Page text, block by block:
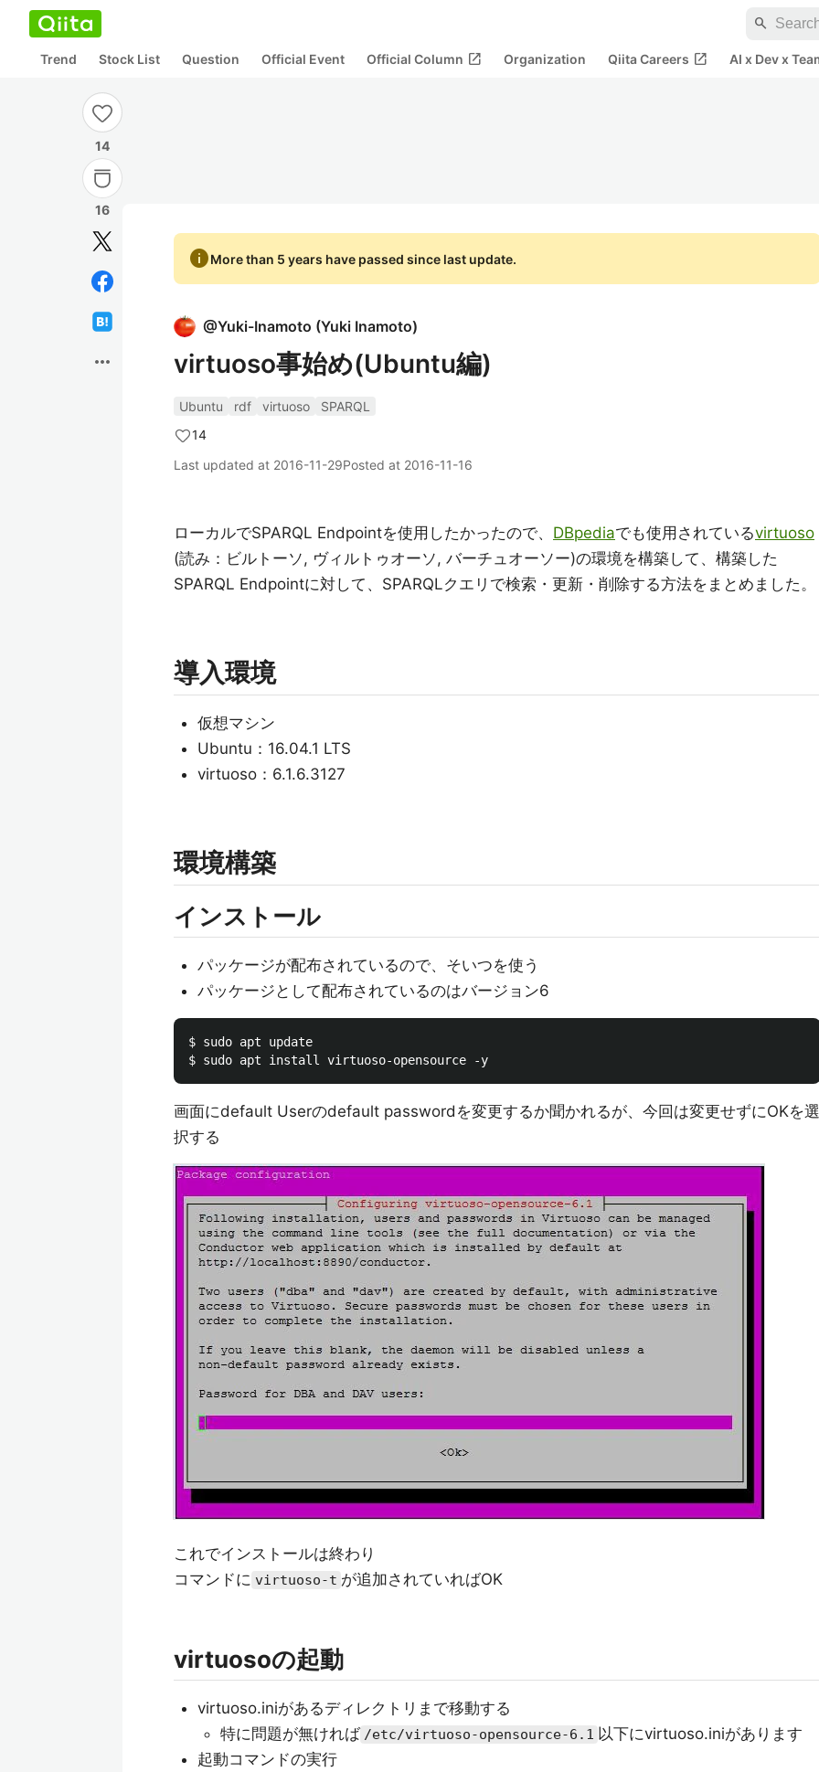
search
Trend Stock List Question Official Event Official Column open_in_new Organization Qiita Careers open_in_new AI x Dev x
14
16
more_horiz
infoMore than 5 years have passed since last update.
@Yuki-Inamoto (Yuki Inamoto)
virtuoso事始め(Ubuntu編)
Ubuntu rdf virtuoso
SPARQL
14
Last updated at 2016-11-29Posted at 2016-11-16
ローカルでSPARQL Endpointを使用したかったので、 DBpediaでも使用されているvirtuoso
(読み：ビルトーソ, ヴィルトゥオーソ, バーチュオーソー)の環境を構築して、構築した
SPARQL Endpointに対して、SPARQLクエリで検索・更新・削除する方法をまとめました。
導入環境
仮想マシン
Ubuntu：16.04.1 LTS
virtuoso：6.1.6.3127
環境構築
インストール
パッケージが配布されているので、そいつを使う
パッケージとして配布されているのはバージョン6
$ sudo apt update
画面にdefault Userのdefault passwordを変更するか聞かれるが、今回は変更せずにOKを選
択する
これでインストールは終わり
コマンドに virtuoso-t が追加されていればOK
virtuosoの起動
virtuoso.iniがあるディレクトリまで移動する
特に問題が無ければ /etc/virtuoso-opensource-6.1 以下にvirtuoso.iniがあります
起動コマンドの実行